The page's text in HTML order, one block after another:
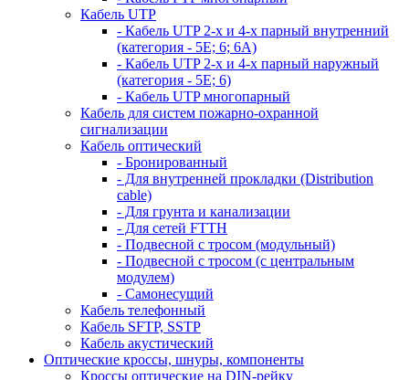
Кабель UTP
- Кабель UTP 2-х и 4-х парный внутренний
(категория - 5Е; 6; 6А)
- Кабель UTP 2-х и 4-х парный наружный
(категория - 5Е; 6)
- Кабель UTP многопарный
Кабель для систем пожарно-охранной
сигнализации
Кабель оптический
- Бронированный
- Для внутренней прокладки (Distribution
cable)
- Для грунта и канализации
- Для сетей FTTH
- Подвесной с тросом (модульный)
- Подвесной с тросом (с центральным
модулем)
- Самонесущий
Кабель телефонный
Кабель SFTP, SSTP
Кабель акустический
Оптические кроссы, шнуры, компоненты
Кроссы оптические на DIN-рейку